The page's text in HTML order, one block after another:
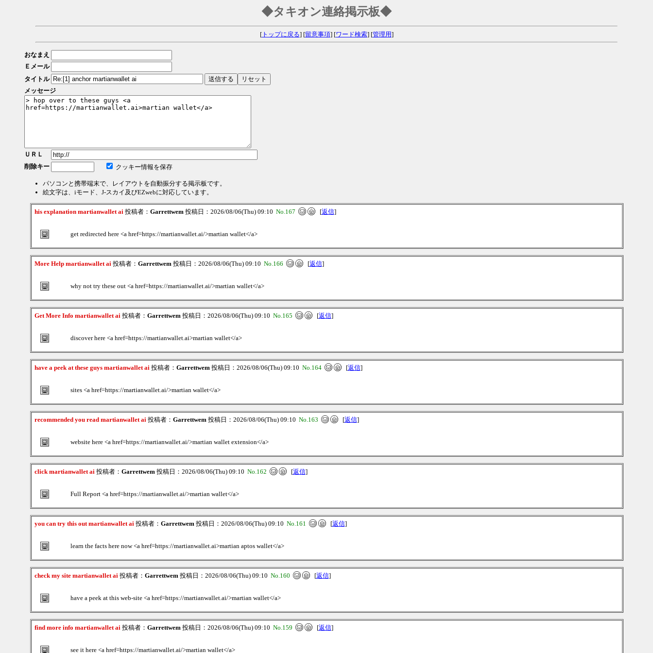
◆タキオン連絡掲示板◆
[トップに戻る] [留意事項] [ワード検索] [管理用]
おなまえ
Ｅメール
タイトル
メッセージ
ＵＲＬ
削除キー
クッキー情報を保存
パソコンと携帯端末で、レイアウトを自動振分する掲示板です。
絵文字は、iモード、J-スカイ及びEZwebに対応しています。
his explanation martianwallet ai投稿者： Garrettwem投稿日：2026/08/06(Thu) 09:10 No.167 [返信]
get redirected here <a href=https://martianwallet.ai/>martian wallet</a>
More Help martianwallet ai投稿者： Garrettwem投稿日：2026/08/06(Thu) 09:10 No.166 [返信]
why not try these out <a href=https://martianwallet.ai/>martian wallet</a>
Get More Info martianwallet ai投稿者： Garrettwem投稿日：2026/08/06(Thu) 09:10 No.165 [返信]
discover here <a href=https://martianwallet.ai>martian wallet</a>
have a peek at these guys martianwallet ai投稿者： Garrettwem投稿日：2026/08/06(Thu) 09:10 No.164 [返信]
sites <a href=https://martianwallet.ai/>martian wallet</a>
recommended you read martianwallet ai投稿者： Garrettwem投稿日：2026/08/06(Thu) 09:10 No.163 [返信]
website here <a href=https://martianwallet.ai/>martian wallet extension</a>
click martianwallet ai投稿者： Garrettwem投稿日：2026/08/06(Thu) 09:10 No.162 [返信]
Full Report <a href=https://martianwallet.ai/>martian wallet</a>
you can try this out martianwallet ai投稿者： Garrettwem投稿日：2026/08/06(Thu) 09:10 No.161 [返信]
learn the facts here now <a href=https://martianwallet.ai>martian aptos wallet</a>
check my site martianwallet ai投稿者： Garrettwem投稿日：2026/08/06(Thu) 09:10 No.160 [返信]
have a peek at this web-site <a href=https://martianwallet.ai/>martian wallet</a>
find more info martianwallet ai投稿者： Garrettwem投稿日：2026/08/06(Thu) 09:10 No.159 [返信]
see it here <a href=https://martianwallet.ai/>martian wallet</a>